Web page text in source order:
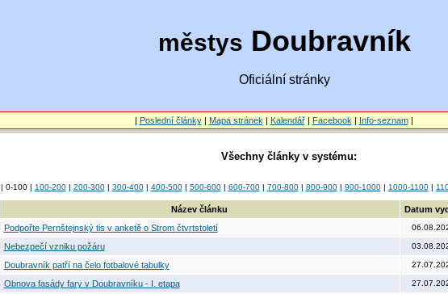
městys Doubravník
Oficiální stránky
| Poslední články| Mapa stránek | Kalendář| Facebook | Info-seznam|
Všechny články v systému:
| 0-100 | 100-200| 200-300| 300-400| 400-500| 500-600| 600-700| 700-800| 800-900| 900-1000| 1000-1100|
Název článku Datum
Podpořte Pernštejnský tis v anketě o Strom čtvrtstoletí
Nebezpečí vzniku požáru
Doubravník patří na čelo fotbalové tabulky
Obnova fasády fary v Doubravníku - I. etapa